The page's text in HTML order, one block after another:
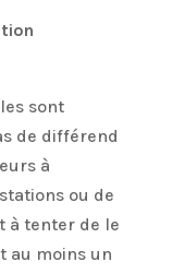
sont
de différend
à
ou de
à tenter de le
au moins un